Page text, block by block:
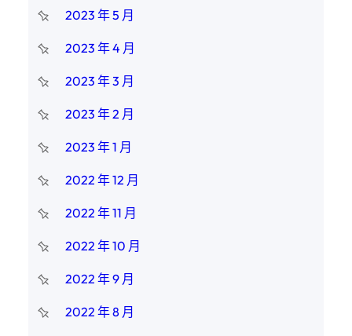
2023 年 5 月
2023 年 4 月
2023 年 3 月
2023 年 2 月
2023 年 1 月
2022 年 12 月
2022 年 11 月
2022 年 10 月
2022 年 9 月
2022 年 8 月